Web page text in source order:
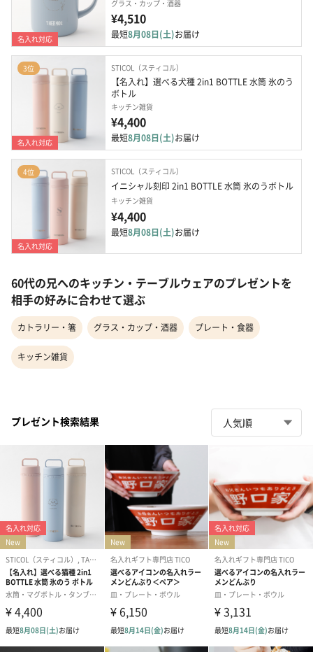
名入れ対応
グラス・カップ・酒器
¥4,510
最短8月08日(土)お届け
3位
名入れ対応
STICOL（スティコル）
【名入れ】選べる犬種 2in1 BOTTLE 水筒 氷のう
ボトル
キッチン雑貨
¥4,400
最短8月08日(土)お届け
4位
名入れ対応
STICOL（スティコル）
イニシャル刻印 2in1 BOTTLE 水筒 氷のうボトル
キッチン雑貨
¥4,400
最短8月08日(土)お届け
60代の兄へのキッチン・テーブルウェアのプレゼントを
相手の好みに合わせて選ぶ
カトラリー・箸 グラス・カップ・酒器 プレート・食器
キッチン雑貨
プレゼント検索結果